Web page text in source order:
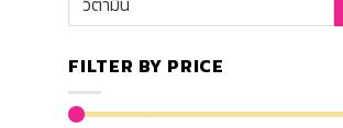
FILTER BY PRICE